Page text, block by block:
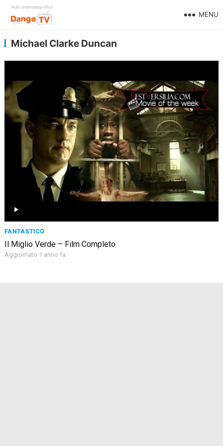
MENU
Michael Clarke Duncan
FANTASTICO
Il Miglio Verde – Film Completo
Aggiornato 1 anno fa